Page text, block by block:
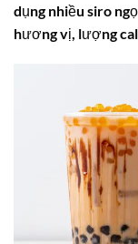
dụng nhiều siro
hương vị, lượng